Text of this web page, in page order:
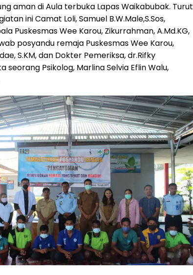
aman di Aula terbuka Lapas Waikabubak. Turut
ini Camat Loli, Samuel B.W.Male,S.Sos,
Puskesmas Wee Karou, Zikurrahman, A.Md.KG,
posyandu remaja Puskesmas Wee Karou,
S.KM, dan Dokter Pemeriksa, dr.Rifky
seorang Psikolog, Marlina Selvia Eflin Walu,